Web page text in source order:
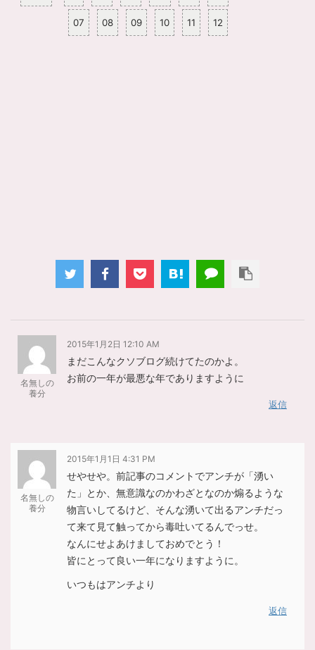
07 08 09 10 11 12
名無しの
養分
2015年1月2日 12:10 AM
まだこんなクソブログ続けてたのかよ。
お前の一年が最悪な年でありますように
返信
名無しの
養分
2015年1月1日 4:31 PM
せやせや。前記事のコメントでアンチが「湧い
た」とか、無意識なのかわざとなのか煽るような
物言いしてるけど、そんな湧いて出るアンチだっ
て来て見て触ってから毒吐いてるんでっせ。
なんにせよあけましておめでとう！
皆にとって良い一年になりますように。
いつもはアンチより
返信